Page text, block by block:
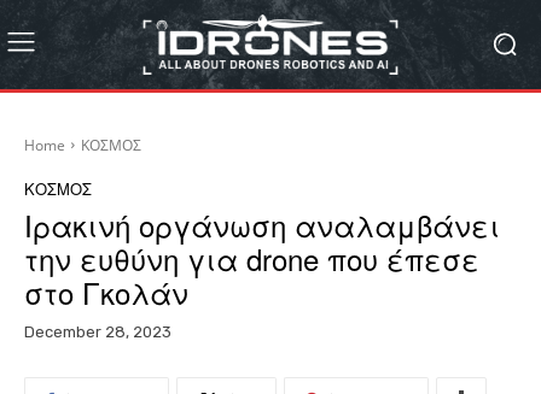
Home ΚΟΣΜΟΣ
ΚΟΣΜΟΣ
Ιρακινή οργάνωση αναλαμβάνει
την ευθύνη για drone που έπεσε
στο Γκολάν
December 28, 2023